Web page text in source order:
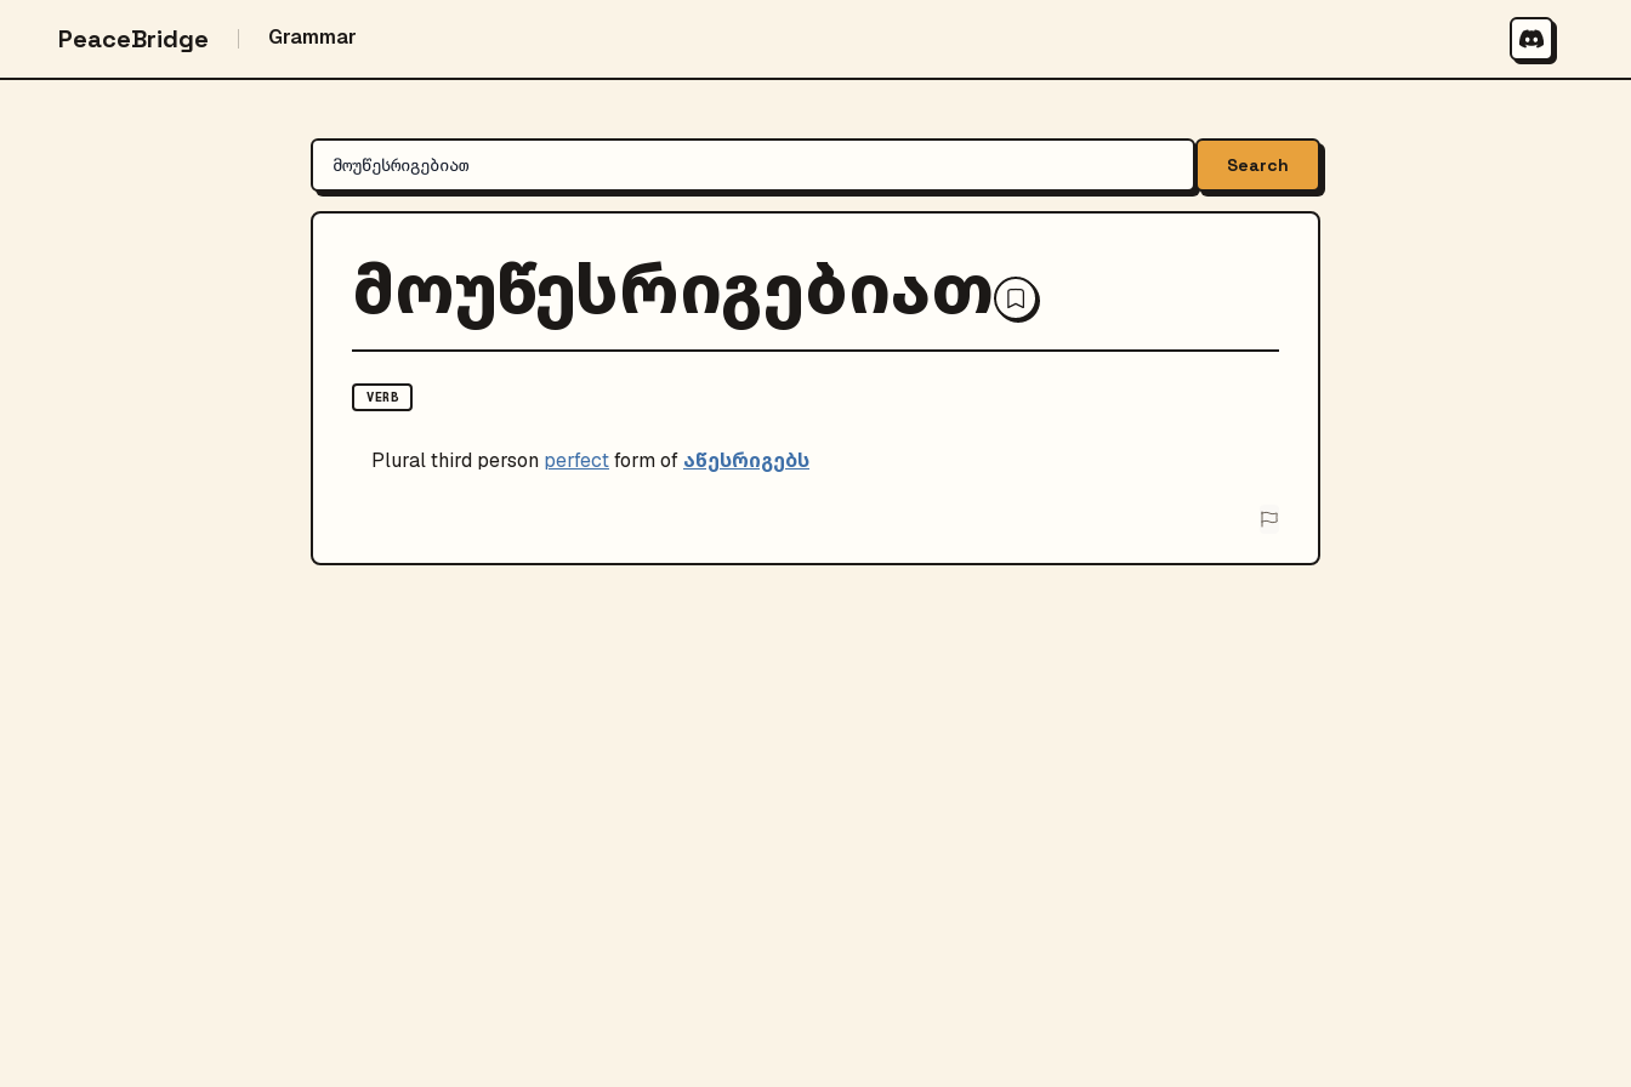
PeaceBridge Grammar
Search
მოუწესრიგებიათ
VERB
Pluralthird person perfectform of აწესრიგებს